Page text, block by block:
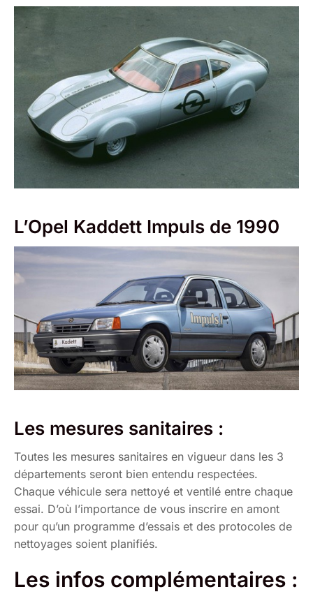
L’Opel Kaddett Impuls de 1990
Les mesures sanitaires :
Toutes les mesures sanitaires en vigueur dans les 3
départements seront bien entendu respectées.
Chaque véhicule sera nettoyé et ventilé entre chaque
essai. D’où l’importance de vous inscrire en amont
pour qu’un programme d’essais et des protocoles de
nettoyages soient planifiés.
Les infos complémentaires :